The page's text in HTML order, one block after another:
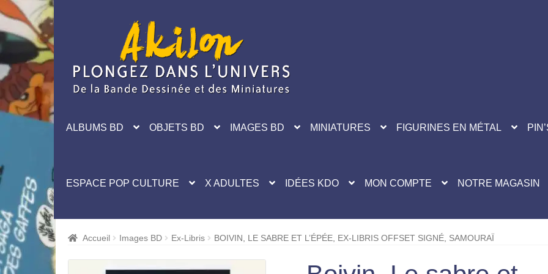
navigation
ALBUMS BD OBJETS BD IMAGES BD MINIATURES FIGURINES EN MÉTAL
ESPACE POP CULTURE X ADULTES IDÉES KDO MON COMPTE NOTRE MAGASIN
Accueil Images BD Ex-Libris BOIVIN, LE SABRE ET L’ÉPÉE, EX-LIBRIS OFFSET SIGNÉ, SAMOURAÏ